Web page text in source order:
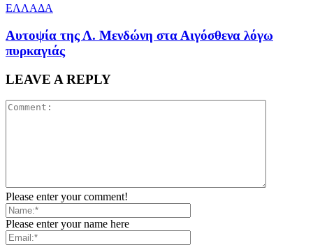
ΕΛΛΑΔΑ
Αυτοψία της Λ. Μενδώνη στα Αιγόσθενα λόγω
πυρκαγιάς
LEAVE A REPLY
Please enter your comment!
Please enter your name here